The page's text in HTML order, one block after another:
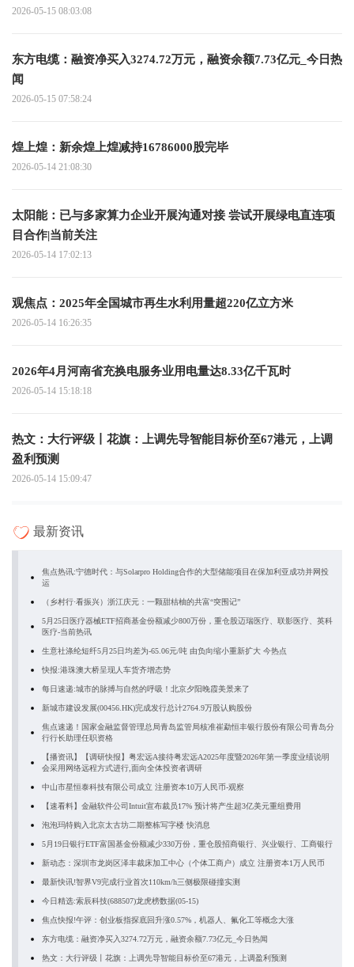
2026-05-15 08:03:08
东方电缆：融资净买入3274.72万元，融资余额7.73亿元_今日热
闻
2026-05-15 07:58:24
煌上煌：新余煌上煌减持16786000股完毕
2026-05-14 21:08:30
太阳能：已与多家算力企业开展沟通对接 尝试开展绿电直连项
目合作|当前关注
2026-05-14 17:02:13
观焦点：2025年全国城市再生水利用量超220亿立方米
2026-05-14 16:26:35
2026年4月河南省充换电服务业用电量达8.33亿千瓦时
2026-05-14 15:18:18
热文：大行评级丨花旗：上调先导智能目标价至67港元，上调
盈利预测
2026-05-14 15:09:47
最新资讯
焦点热讯:宁德时代：与Solarpro Holding合作的大型储能项目在保加利亚成功并网投
运
（乡村行·看振兴）浙江庆元：一颗甜桔柚的共富“突围记”
5月25日医疗器械ETF招商基金份额减少800万份，重仓股迈瑞医疗、联影医疗、英科
医疗-当前热讯
生意社涤纶短纤5月25日均差为-65.06元/吨 由负向缩小重新扩大 今热点
快报:港珠澳大桥呈现人车货齐增态势
每日速递:城市的脉搏与自然的呼吸！北京夕阳晚霞美景来了
新城市建设发展(00456.HK)完成发行总计2764.9万股认购股份
焦点速递！国家金融监督管理总局青岛监管局核准崔勐恒丰银行股份有限公司青岛分
行行长助理任职资格
【播资讯】【调研快报】粤宏远A接待粤宏远A2025年度暨2026年第一季度业绩说明
会采用网络远程方式进行,面向全体投资者调研
中山市星恒泰科技有限公司成立 注册资本10万人民币-观察
【速看料】金融软件公司Intuit宣布裁员17% 预计将产生超3亿美元重组费用
泡泡玛特购入北京太古坊二期整栋写字楼 快消息
5月19日银行ETF富国基金份额减少330万份，重仓股招商银行、兴业银行、工商银行
新动态：深圳市龙岗区泽丰裁床加工中心（个体工商户）成立 注册资本1万人民币
最新快讯!智界V9完成行业首次110km/h三侧极限碰撞实测
今日精选:索辰科技(688507)龙虎榜数据(05-15)
焦点快报!午评：创业板指探底回升涨0.57%，机器人、氟化工等概念大涨
东方电缆：融资净买入3274.72万元，融资余额7.73亿元_今日热闻
热文：大行评级丨花旗：上调先导智能目标价至67港元，上调盈利预测